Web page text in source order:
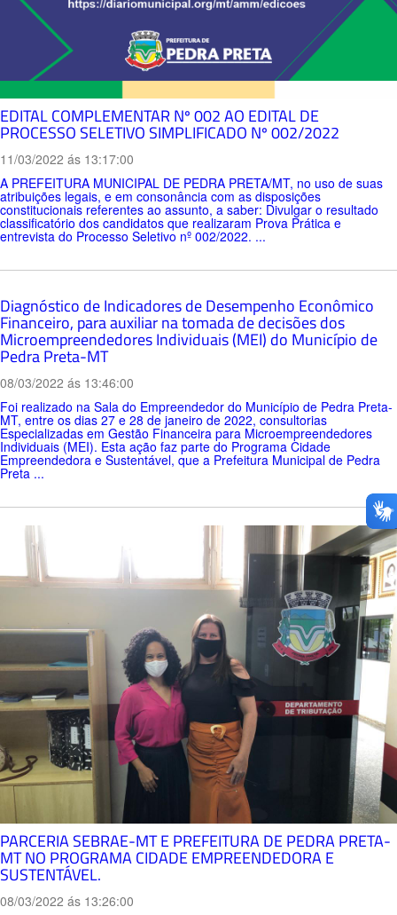
EDITAL COMPLEMENTAR Nº 002 AO EDITAL DE
PROCESSO SELETIVO SIMPLIFICADO Nº 002/2022
11/03/2022 ás 13:17:00
A PREFEITURA MUNICIPAL DE PEDRA PRETA/MT, no uso de suas
atribuições legais, e em consonância com as disposições
constitucionais referentes ao assunto, a saber: Divulgar o resultado
classificatório dos candidatos que realizaram Prova Prática e
entrevista do Processo Seletivo nº 002/2022. ...
Diagnóstico de Indicadores de Desempenho Econômico
Financeiro, para auxiliar na tomada de decisões dos
Microempreendedores Individuais (MEI) do Município de
Pedra Preta-MT
08/03/2022 ás 13:46:00
Foi realizado na Sala do Empreendedor do Município de Pedra Preta-
MT, entre os dias 27 e 28 de janeiro de 2022, consultorias
Especializadas em Gestão Financeira para Microempreendedores
Individuais (MEI). Esta ação faz parte do Programa Cidade
Empreendedora e Sustentável, que a Prefeitura Municipal de Pedra
Preta ...
PARCERIA SEBRAE-MT E PREFEITURA DE PEDRA PRETA-
MT NO PROGRAMA CIDADE EMPREENDEDORA E
SUSTENTÁVEL.
08/03/2022 ás 13:26:00